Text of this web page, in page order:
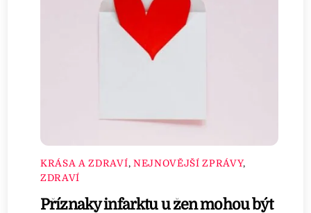
KRÁSA A ZDRAVÍ, NEJNOVĚJŠÍ ZPRÁVY,
ZDRAVÍ
Příznaky infarktu u žen mohou být